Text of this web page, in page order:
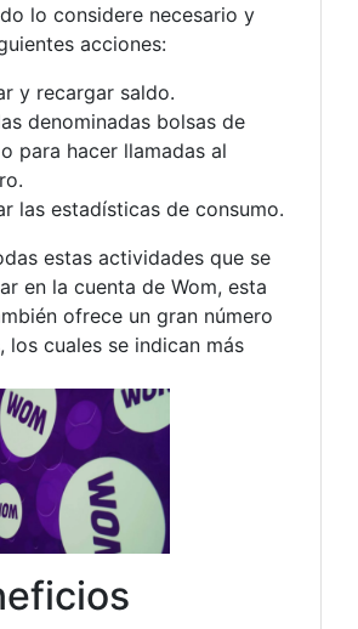
lo considere necesario y
acciones:
y recargar saldo.
denominadas bolsas de
para hacer llamadas al
las estadísticas de consumo.
estas actividades que se
en la cuenta de Wom, esta
ofrece un gran número
los cuales se indican más